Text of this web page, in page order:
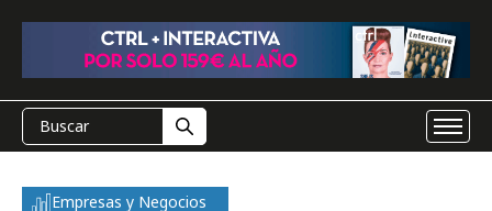
Empresas y Negocios